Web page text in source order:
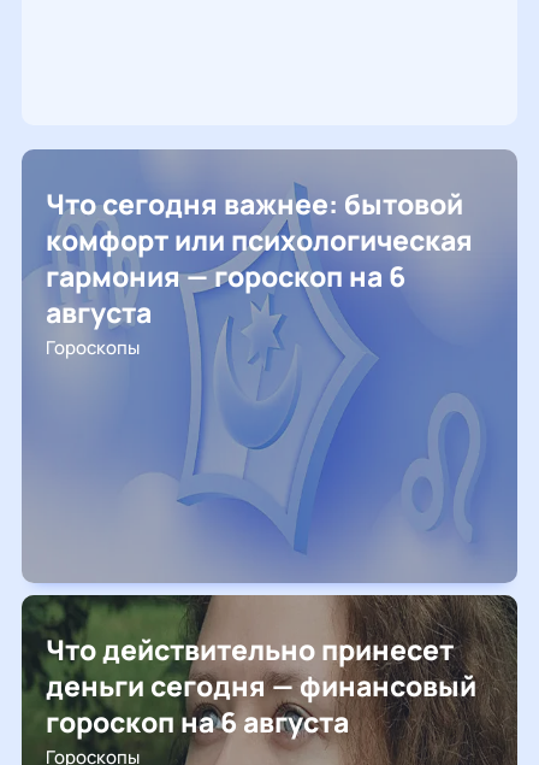
Что сегодня важнее: бытовой
комфорт или психологическая
гармония — гороскоп на 6
августа
Гороскопы
Что действительно принесет
деньги сегодня — финансовый
гороскоп на 6 августа
Гороскопы